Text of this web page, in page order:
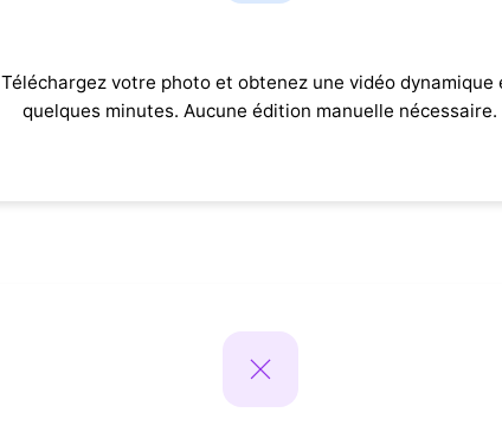
Téléchargez votre photo et obtenez une vidéo dynamique
quelques minutes. Aucune édition manuelle nécessaire.